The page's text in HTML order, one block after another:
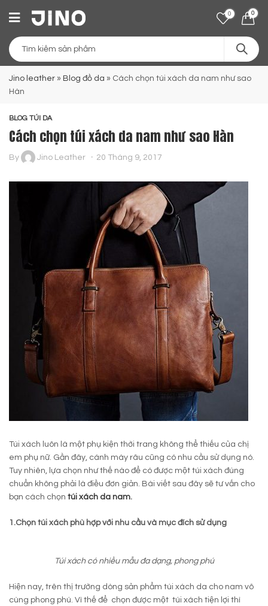
0 0
Jino leather » Blog đồ da » Cách chọn túi xách da nam như sao
Hàn
BLOG TÚI DA
Cách chọn túi xách da nam như sao Hàn
By Jino Leather 20 Tháng 9, 2017
Túi xách luôn là một phụ kiện thời trang không thể thiếu của chị
em phụ nữ. Gần đây, cánh mày râu cũng có nhu cầu sử dụng nó.
Tuy nhiên, lựa chọn như thế nào để có được một túi xách đúng
chuẩn không phải là điều đơn giản. Bài viết sau đây sẽ tư vấn cho
bạn cách chọn túi xách da nam.
1.Chọn túi xách phù hợp với nhu cầu và mục đích sử dụng
Túi xách có nhiều mẫu đa dạng, phong phú
Hiện nay, trên thị trường dòng sản phẩm túi xách da cho nam vô
cùng phong phú. Vì thế để chọn được một túi xách tiện lợi thì